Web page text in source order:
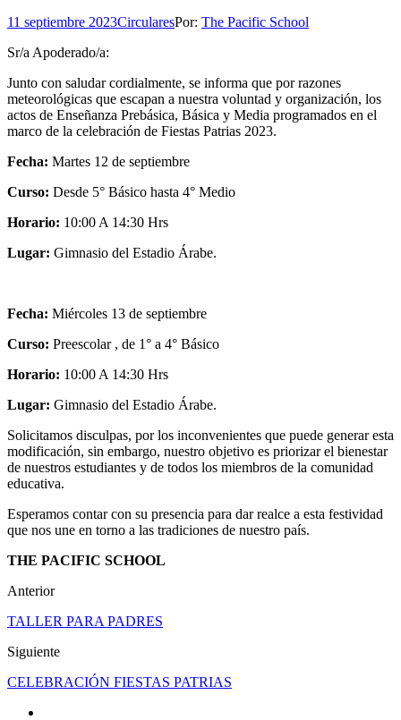
11 septiembre 2023CircularesPor: The Pacific School
Sr/a Apoderado/a:
Junto con saludar cordialmente, se informa que por razones
meteorológicas que escapan a nuestra voluntad y organización, los
actos de Enseñanza Prebásica, Básica y Media programados en el
marco de la celebración de Fiestas Patrias 2023.
Fecha: Martes 12 de septiembre
Curso: Desde 5° Básico hasta 4° Medio
Horario: 10:00 A 14:30 Hrs
Lugar: Gimnasio del Estadio Árabe.
Fecha: Miércoles 13 de septiembre
Curso: Preescolar , de 1° a 4° Básico
Horario: 10:00 A 14:30 Hrs
Lugar: Gimnasio del Estadio Árabe.
Solicitamos disculpas, por los inconvenientes que puede generar esta
modificación, sin embargo, nuestro objetivo es priorizar el bienestar
de nuestros estudiantes y de todos los miembros de la comunidad
educativa.
Esperamos contar con su presencia para dar realce a esta festividad
que nos une en torno a las tradiciones de nuestro país.
THE PACIFIC SCHOOL
Anterior
TALLER PARA PADRES
Siguiente
CELEBRACIÓN FIESTAS PATRIAS